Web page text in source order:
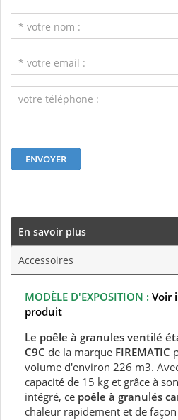
En savoir plus
Accessoires
MODÈLE D'EXPOSITION : Voir
produit
Le poêle à granules ventilé
C9C de la marque FIREMATIC
volume d'environ 226 m3.
capacité de 15 kg et grâce à
intégré, ce poêle à granulés
chaleur rapidement et de